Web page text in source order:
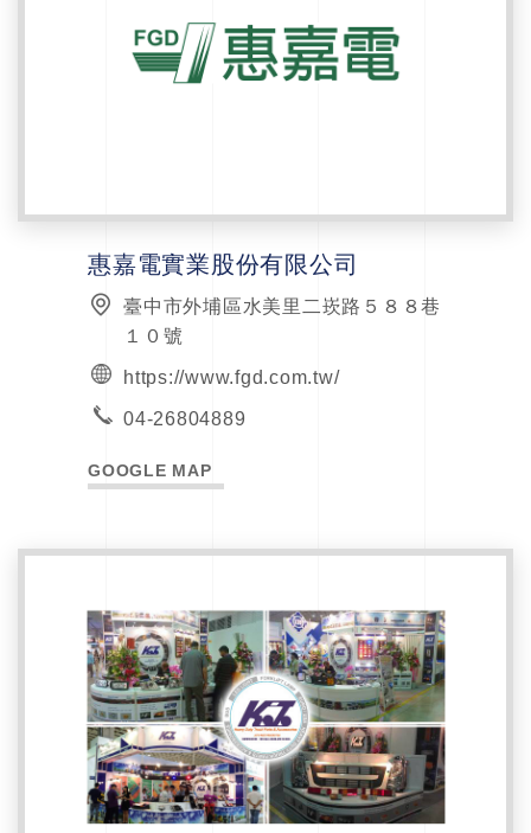
惠嘉電實業股份有限公司
臺中市外埔區水美里二崁路５８８巷
１０號
https://www.fgd.com.tw/
04-26804889
GOOGLE MAP